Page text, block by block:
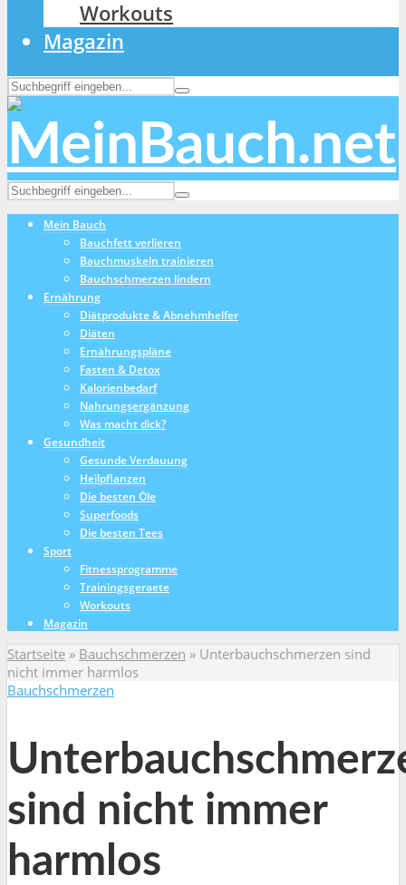
Workouts
Magazin
Mein Bauch
Bauchfett verlieren
Bauchmuskeln trainieren
Bauchschmerzen lindern
Ernährung
Diätprodukte & Abnehmhelfer
Diäten
Ernährungspläne
Fasten & Detox
Kalorienbedarf
Nahrungsergänzung
Was macht dick?
Gesundheit
Gesunde Verdauung
Heilpflanzen
Die besten Öle
Superfoods
Die besten Tees
Sport
Fitnessprogramme
Trainingsgeraete
Workouts
Magazin
Startseite » Bauchschmerzen » Unterbauchschmerzen sind
nicht immer harmlos
Bauchschmerzen
sind nicht immer
harmlos